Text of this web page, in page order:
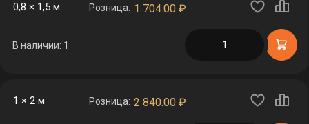
0,8 × 1,5 м Розница: 1 704.00 ₽
В наличии: 1 в корзине
1 × 2 м Розница: 2 840.00 ₽